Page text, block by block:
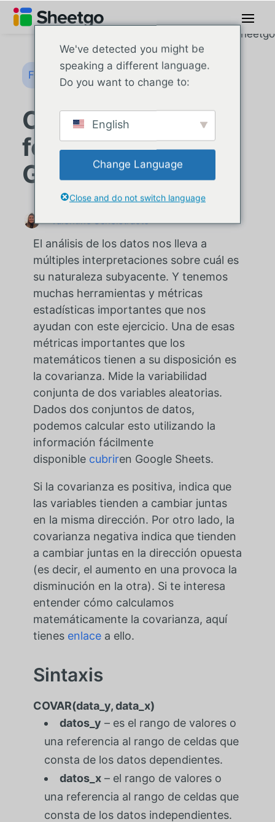
Fórmulas de Google Sheets
Cómo utilizar la
fórmula COVAR en
Google Sheets
Valentine Schelstraete
El análisis de los datos nos lleva a
múltiples interpretaciones sobre cuál es
su naturaleza subyacente. Y tenemos
muchas herramientas y métricas
estadísticas importantes que nos
ayudan con este ejercicio. Una de esas
métricas importantes que los
matemáticos tienen a su disposición es
la covarianza. Mide la variabilidad
conjunta de dos variables aleatorias.
Dados dos conjuntos de datos,
podemos calcular esto utilizando la
información fácilmente
disponible cubriren Google Sheets.
Si la covarianza es positiva, indica que
las variables tienden a cambiar juntas
en la misma dirección. Por otro lado, la
covarianza negativa indica que tienden
a cambiar juntas en la dirección opuesta
(es decir, el aumento en una provoca la
disminución en la otra). Si te interesa
entender cómo calculamos
matemáticamente la covarianza, aquí
tienes enlace a ello.
Sintaxis
COVAR(data_y, data_x)
datos_y – es el rango de valores o
una referencia al rango de celdas que
consta de los datos dependientes.
datos_x – el rango de valores o
una referencia al rango de celdas que
consta de los datos independientes.
We've detected you might be
speaking a different language.
Do you want to change to:
English
Change Language
Close and do not switch language